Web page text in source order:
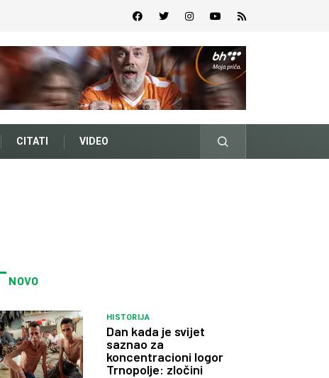
CITATI VIDEO
NOVO
HISTORIJA
Dan kada je svijet
saznao za
koncentracioni logor
Trnopolje: zločini